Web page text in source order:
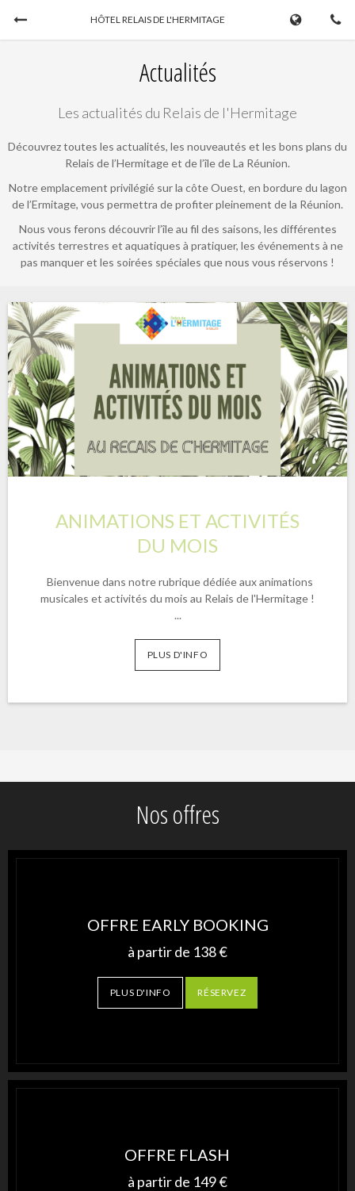
HÔTEL RELAIS DE L'HERMITAGE
Réservez
ADULTES ENFANTS
CODE PROMO
Annuler réservation
Actualités
Les actualités du Relais de l'Hermitage
Découvrez toutes les actualités, les nouveautés et les bons plans du
Relais de l’Hermitage et de l’île de La Réunion.
Notre emplacement privilégié sur la côte Ouest, en bordure du lagon
de l’Ermitage, vous permettra de profiter pleinement de la Réunion.
Nous vous ferons découvrir l’île au fil des saisons, les différentes
activités terrestres et aquatiques à pratiquer, les événements à ne
pas manquer et les soirées spéciales que nous vous réservons !
ANIMATIONS ET ACTIVITÉS
DU MOIS
Bienvenue dans notre rubrique dédiée aux animations
musicales et activités du mois au Relais de l'Hermitage !
...
PLUS D'INFO
Nos offres
OFFRE EARLY BOOKING
à partir de 138€
PLUS D'INFO RÉSERVEZ
OFFRE FLASH
à partir de 149€